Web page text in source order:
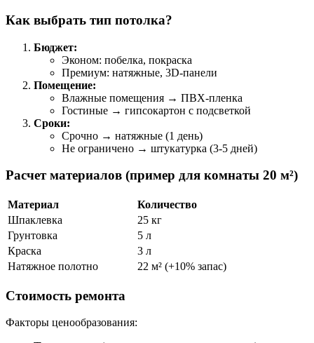
Как выбрать тип потолка?
Бюджет:
Эконом: побелка, покраска
Премиум: натяжные, 3D-панели
Помещение:
Влажные помещения → ПВХ-пленка
Гостиные → гипсокартон с подсветкой
Сроки:
Срочно → натяжные (1 день)
Не ограничено → штукатурка (3-5 дней)
Расчет материалов (пример для комнаты 20 м²)
Материал
Количество
Шпаклевка
25 кг
Грунтовка
5 л
Краска
3 л
Натяжное полотно
22 м² (+10% запас)
Стоимость ремонта
Факторы ценообразования: